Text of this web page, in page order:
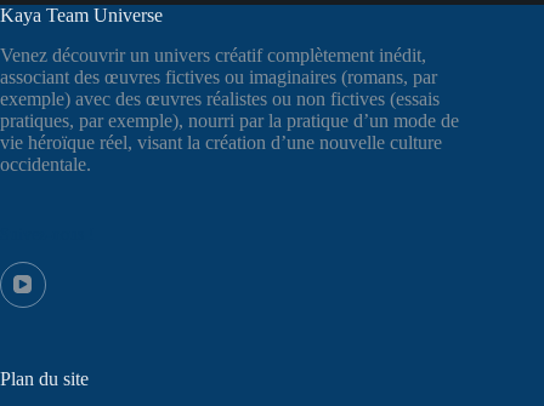
Kaya Team Universe
Venez découvrir un univers créatif complètement inédit,
associant des œuvres fictives ou imaginaires (romans, par
exemple) avec des œuvres réalistes ou non fictives (essais
pratiques, par exemple), nourri par la pratique d’un mode de
vie héroïque réel, visant la création d’une nouvelle culture
occidentale.
Plan du site